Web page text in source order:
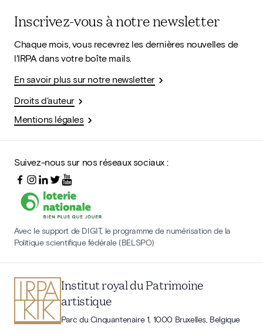
Inscrivez-vous à notre newsletter
Chaque mois, vous recevrez les dernières nouvelles de
l'IRPA dans votre boîte mails.
En savoir plus sur notre newsletter
Droits d'auteur
Mentions légales
Suivez-nous sur nos réseaux sociaux :
Avec le support de DIGIT, le programme de numérisation de la
Politique scientifique fédérale (BELSPO)
Institut royal du Patrimoine
artistique
Parc du Cinquantenaire 1, 1000 Bruxelles, Belgique